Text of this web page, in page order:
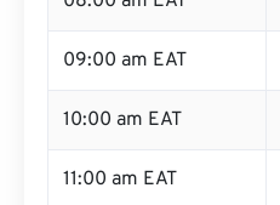
09:00 am EAT
10:00 am EAT
11:00 am EAT